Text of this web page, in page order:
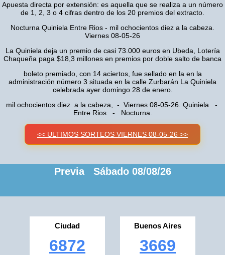
Apuesta directa por extensión: es aquella que se realiza a un número
de 1, 2, 3 o 4 cifras dentro de los 20 premios del extracto.
Nocturna Quiniela Entre Rios - mil ochocientos diez a la cabeza.
Viernes 08-05-26
La Quiniela deja un premio de casi 73.000 euros en Ubeda, Lotería
Chaqueña paga $18,3 millones en premios por doble salto de banca
boleto premiado, con 14 aciertos, fue sellado en la en la
administración número 3 situada en la calle Zurbarán La Quiniela
celebrada ayer domingo 28 de enero.
mil ochocientos diez a la cabeza, - Viernes 08-05-26. Quiniela -
Entre Rios - Nocturna.
<< ULTIMOS SORTEOS VIERNES 08-05-26 >>
Previa Sábado 08/08/26
Ciudad
6872
Buenos Aires
3669